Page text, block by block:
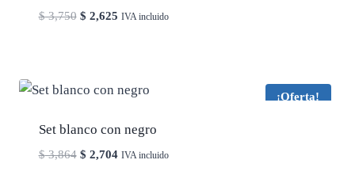
$3,750 El
$ 3,750.
$ 2,625El
$ 2,625.
IVA incluido
¡Oferta!
Set blanco con negro
$3,864 El
$ 2,704ElIVA incluido